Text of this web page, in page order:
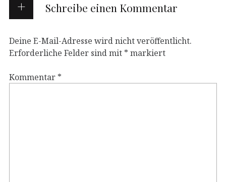
Schreibe einen Kommentar
Deine E-Mail-Adresse wird nicht veröffentlicht.
Erforderliche Felder sind mit * markiert
Kommentar *